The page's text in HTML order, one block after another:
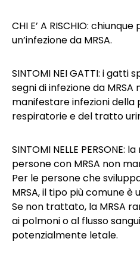
CHI E’ A RISCHIO:
un’infezione da MRSA.
SINTOMI NEI GATTI: i gatti
segni di infezione da
manifestare infezioni della
respiratorie e del tratto
SINTOMI NELLE
persone con MRSA non
Per le persone che
MRSA, il tipo più comune è
Se non trattato, la MRSA
ai polmoni o al flusso
potenzialmente letale.